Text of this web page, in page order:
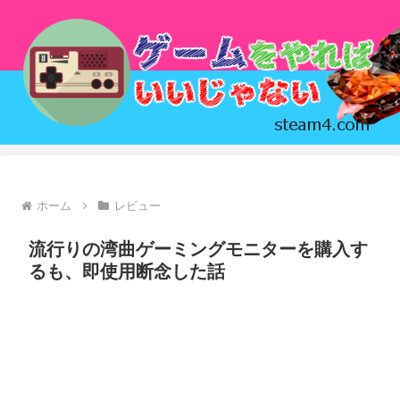
ホーム レビュー
流行りの湾曲ゲーミングモニターを購入す
るも、即使用断念した話